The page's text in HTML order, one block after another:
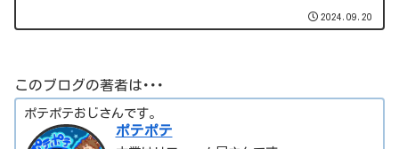
ぐらいしか値引きできませんよ
ー。
2024.09.20
このブログの著者は･･･
ポテポテおじさんです。
ポテポテ